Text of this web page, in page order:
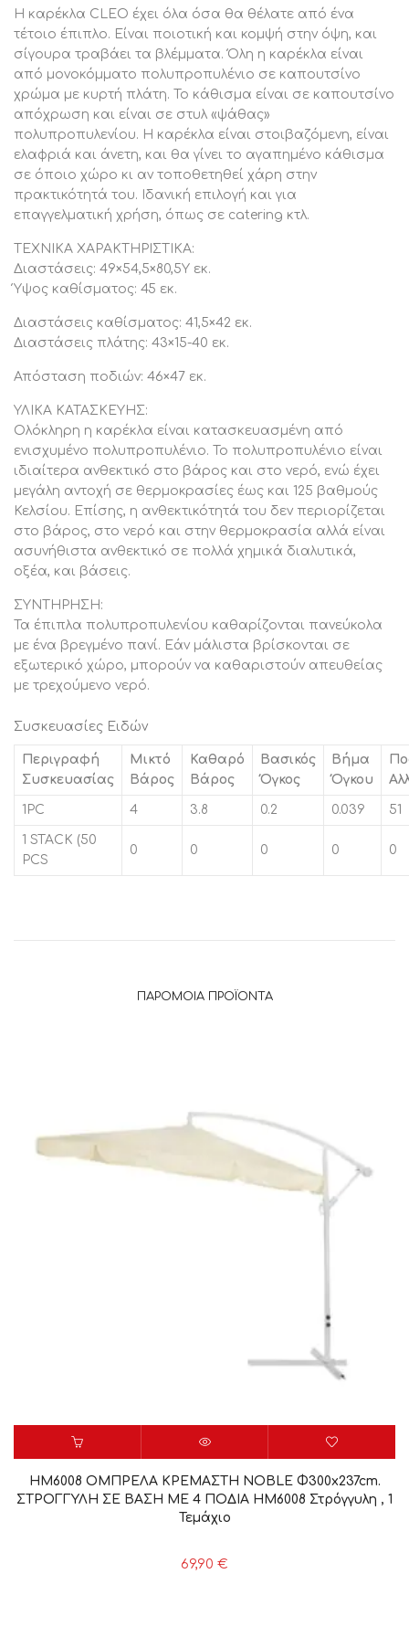
Κελσίου. Επίσης, η ανθεκτικότητά του δεν περιορίζεται
στο βάρος, στο νερό και στην θερμοκρασία αλλά είναι
ασυνήθιστα ανθεκτικό σε πολλά χημικά διαλυτικά,
οξέα, και βάσεις.
ΣΥΝΤΗΡΗΣΗ:
Τα έπιπλα πολυπροπυλενίου καθαρίζονται πανεύκολα
με ένα βρεγμένο πανί. Εάν μάλιστα βρίσκονται σε
εξωτερικό χώρο, μπορούν να καθαριστούν απευθείας
με τρεχούμενο νερό.
Η καρέκλα CLEO έχει όλα όσα θα θέλατε από ένα
τέτοιο έπιπλο. Είναι ποιοτική και κομψή στην όψη, και
σίγουρα τραβάει τα βλέμματα. Όλη η καρέκλα είναι
από μονοκόμματο πολυπροπυλένιο σε καπουτσίνο
χρώμα με κυρτή πλάτη. Το κάθισμα είναι σε καπουτσίνο
απόχρωση και είναι σε στυλ «ψάθας»
πολυπροπυλενίου. Η καρέκλα είναι στοιβαζόμενη, είναι
ελαφριά και άνετη, και θα γίνει το αγαπημένο κάθισμα
σε όποιο χώρο κι αν τοποθετηθεί χάρη στην
πρακτικότητά του. Ιδανική επιλογή και για
επαγγελματική χρήση, όπως σε catering κτλ.
ΤΕΧΝΙΚΑ ΧΑΡΑΚΤΗΡΙΣΤΙΚΑ:
Διαστάσεις: 49×54,5×80,5Y εκ.
Ύψος καθίσματος: 45 εκ.
Διαστάσεις καθίσματος: 41,5×42 εκ.
Διαστάσεις πλάτης: 43×15-40 εκ.
Απόσταση ποδιών: 46×47 εκ.
ΥΛΙΚΑ ΚΑΤΑΣΚΕΥΗΣ:
Ολόκληρη η καρέκλα είναι κατασκευασμένη από
ενισχυμένο πολυπροπυλένιο. Το πολυπροπυλένιο είναι
ιδιαίτερα ανθεκτικό στο βάρος και στο νερό, ενώ έχει
μεγάλη αντοχή σε θερμοκρασίες έως και 125 βαθμούς
Κελσίου. Επίσης, η ανθεκτικότητά του δεν περιορίζεται
στο βάρος, στο νερό και στην θερμοκρασία αλλά είναι
ασυνήθιστα ανθεκτικό σε πολλά χημικά διαλυτικά,
οξέα, και βάσεις.
ΣΥΝΤΗΡΗΣΗ:
Τα έπιπλα πολυπροπυλενίου καθαρίζονται πανεύκολα
με ένα βρεγμένο πανί. Εάν μάλιστα βρίσκονται σε
εξωτερικό χώρο, μπορούν να καθαριστούν απευθείας
με τρεχούμενο νερό.
Συσκευασίες Ειδών
Περιγραφή
Συσκευασίας
Μικτό
Βάρος
Καθαρό
Βάρος
Βασικός
Όγκος
Βήμα
Όγκου
1PC 4 3.8 0.2 0.039 51
1 STACK (50
PCS
0 0 0 0 0
ΠΑΡΌΜΟΙΑ ΠΡΟΪΌΝΤΑ
HM6008 ΟΜΠΡΕΛΑ ΚΡΕΜΑΣΤΗ NOBLE Φ300x237cm.
ΣΤΡΟΓΓΥΛΗ ΣΕ ΒΑΣΗ ΜΕ 4 ΠΟΔΙΑ HM6008 Στρόγγυλη , 1
Τεμάχιο
69,90 €